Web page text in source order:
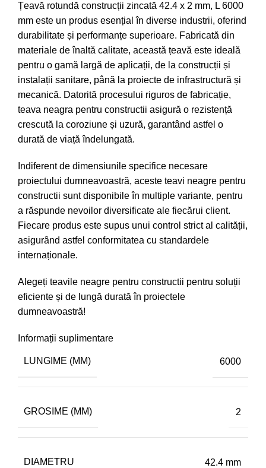
Țeavă rotundă construcții zincată 42.4 x 2 mm, L 6000
mm este un produs esențial în diverse industrii, oferind
durabilitate și performanțe superioare. Fabricată din
materiale de înaltă calitate, această țeavă este ideală
pentru o gamă largă de aplicații, de la construcții și
instalații sanitare, până la proiecte de infrastructură și
mecanică. Datorită procesului riguros de fabricație,
teava neagra pentru constructii asigură o rezistență
crescută la coroziune și uzură, garantând astfel o
durată de viață îndelungată.
Indiferent de dimensiunile specifice necesare
proiectului dumneavoastră, aceste teavi neagre pentru
constructii sunt disponibile în multiple variante, pentru
a răspunde nevoilor diversificate ale fiecărui client.
Fiecare produs este supus unui control strict al calității,
asigurând astfel conformitatea cu standardele
internaționale.
Alegeți teavile neagre pentru constructii pentru soluții
eficiente și de lungă durată în proiectele
dumneavoastră!
Informații suplimentare
LUNGIME (MM) 6000
GROSIME (MM) 2
DIAMETRU 42.4 mm